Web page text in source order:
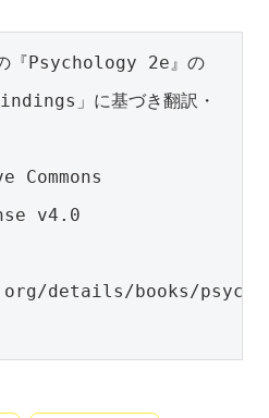
『Psychology 2e』の
」に基づき翻訳・
Commons
v4.0
details/books/